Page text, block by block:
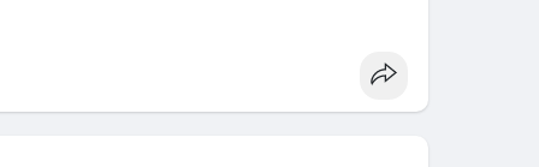
này? Hãy cùng theo dõi các phân tích chuyên